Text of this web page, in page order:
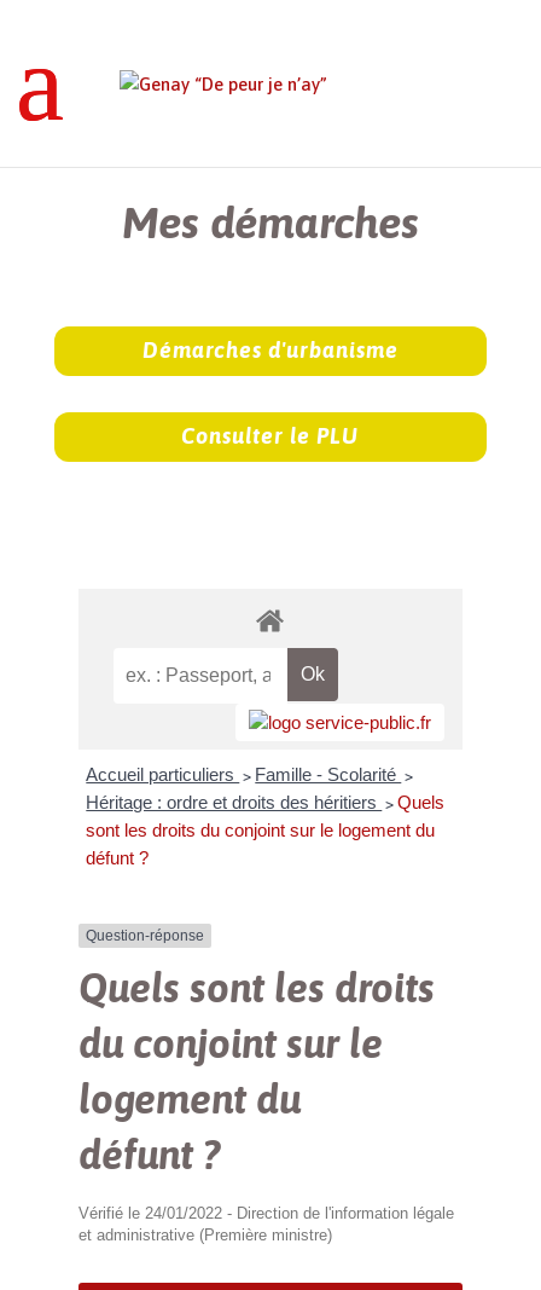
Mes démarches
Démarches d'urbanisme
Consulter le PLU
Accueil particuliers > Famille - Scolarité >
Héritage : ordre et droits des héritiers > Quels
sont les droits du conjoint sur le logement du
défunt ?
Question-réponse
Quels sont les droits
du conjoint sur le
logement du
défunt ?
Vérifié le 24/01/2022 - Direction de l'information légale
et administrative (Première ministre)